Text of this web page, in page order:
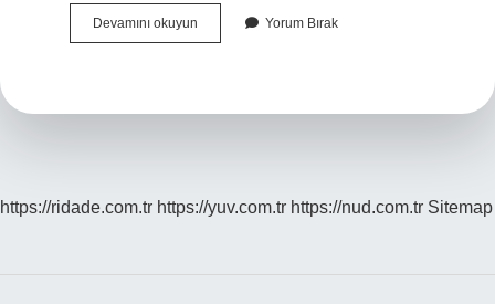
Devamını okuyun Osmanlıca
Ali
Yorum Bırak
https://ridade.com.tr https://yuv.com.tr https://nud.com.tr Sitemap